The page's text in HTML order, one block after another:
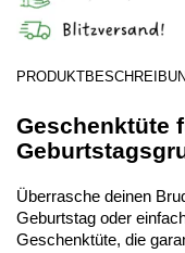
Geschenktüte
Überrasche deinen
Geburtstag oder
Geschenktüte, die